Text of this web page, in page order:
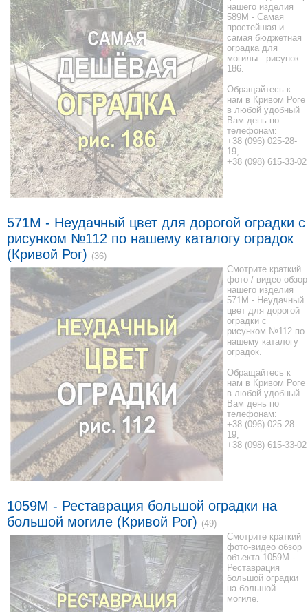
нашего изделия
589M - Самая
простейшая и
самая бюджетная
оградка для
могилы - рисунок
186.
Обращайтесь к
нам в Кривом Роге
в любой удобный
Вам день по
телефонам:
+38 (096) 025-28-
19;
+38 (098) 615-33-02
571M - Неудачный цвет для дорогой оградки с
рисунком №112 по нашему каталогу оградок
(Кривой Рог) (36)
Смотрите краткий
фото / видео обзор
нашего изделия
571M - Неудачный
цвет для дорогой
оградки с
рисунком №112 по
нашему каталогу
оградок.
Обращайтесь к
нам в Кривом Роге
в любой удобный
Вам день по
телефонам:
+38 (096) 025-28-
19;
+38 (098) 615-33-02
1059М - Реставрация большой оградки на
большой могиле (Кривой Рог) (49)
Смотрите краткий
фото-видео обзор
объекта 1059М -
Реставрация
большой оградки
на большой
могиле.